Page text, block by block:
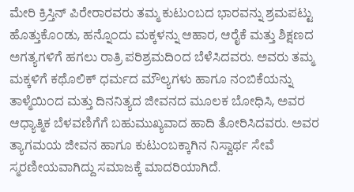
ಮೇರಿ ಕ್ರಿಸ್ತಿನ್ ಪಿರೇರಾರವರು ತಮ್ಮ ಕುಟುಂಬದ ಭಾರವನ್ನು ಶ್ರಮಪಟ್ಟು
ಹೊತ್ತುಕೊಂಡು, ಹನ್ನೊಂದು ಮಕ್ಕಳನ್ನು ಆಹಾರ, ಆರೈಕೆ ಮತ್ತು ಶಿಕ್ಷಣದ
ಅಗತ್ಯಗಳಿಗೆ ಹಗಲು ರಾತ್ರಿ ಪರಿಶ್ರಮದಿಂದ ಬೆಳೆಸಿದವರು. ಅವರು ತಮ್ಮ
ಮಕ್ಕಳಿಗೆ ಕಥೊಲಿಕ್ ಧರ್ಮದ ಮೌಲ್ಯಗಳು ಹಾಗೂ ನಂಬಿಕೆಯನ್ನು
ತಾಳ್ಮೆಯಿಂದ ಮತ್ತು ದಿನನಿತ್ಯದ ಜೀವನದ ಮೂಲಕ ಬೋಧಿಸಿ, ಅವರ
ಆಧ್ಯಾತ್ಮಿಕ ಬೆಳವಣಿಗೆಗೆ ಬಹುಮುಖ್ಯವಾದ ಹಾದಿ ತೋರಿಸಿದವರು. ಅವರ
ತ್ಯಾಗಮಯ ಜೀವನ ಹಾಗೂ ಕುಟುಂಬಕ್ಕಾಗಿನ ನಿಸ್ವಾರ್ಥ ಸೇವೆ
ಸ್ಮರಣೀಯವಾಗಿದ್ದು ಸಮಾಜಕ್ಕೆ ಮಾದರಿಯಾಗಿದೆ.